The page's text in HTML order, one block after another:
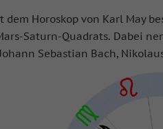
dem Horoskop von Karl May
Saturn-Quadrats. Dabei
Sebastian Bach,